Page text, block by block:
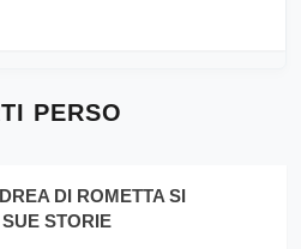
PERSO
DI ROMETTA SI
STORIE